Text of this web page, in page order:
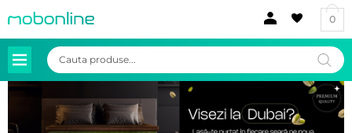
0
Products
search